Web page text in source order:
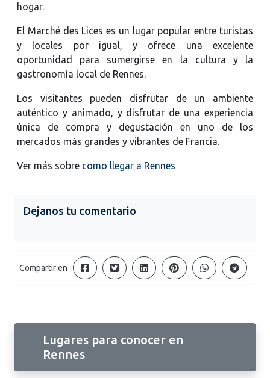
hogar.
El Marché des Lices es un lugar popular entre turistas
y locales por igual, y ofrece una excelente
oportunidad para sumergirse en la cultura y la
gastronomía local de Rennes.
Los visitantes pueden disfrutar de un ambiente
auténtico y animado, y disfrutar de una experiencia
única de compra y degustación en uno de los
mercados más grandes y vibrantes de Francia.
Ver más sobre como llegar a Rennes
Dejanos tu comentario
Compartir en
Lugares para conocer en
Rennes